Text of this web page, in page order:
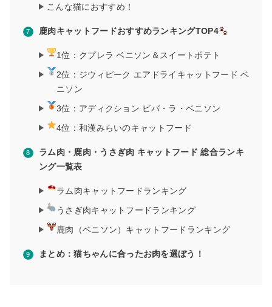
こんな猫におすすめ！
鹿肉キャットフードおすすめランキングTOP4
1位：クプレラ ベニソン＆スイートポテト
2位：ジウィピーク エアドライキャットフード ベ
ニソン
3位：アディクション ビバ・ラ・ベニソン
4位：和漢みらいのキャットフード
ラム肉・鹿肉・うさぎ肉 キャットフード 総合ランキ
ング一覧表
ラム肉キャットフードランキング
うさぎ肉キャットフードランキング
鹿肉（ベニソン）キャットフードランキング
まとめ：猫ちゃんに合ったお肉を選ぼう！